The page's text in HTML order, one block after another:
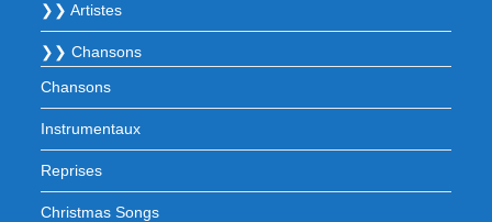
❯❯ Artistes
❯❯ Chansons
Chansons
Instrumentaux
Reprises
Christmas Songs